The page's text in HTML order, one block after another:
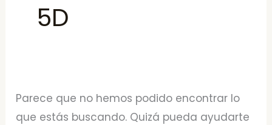
5D
Parece que no hemos podido encontrar lo
que estás buscando. Quizá pueda ayudarte